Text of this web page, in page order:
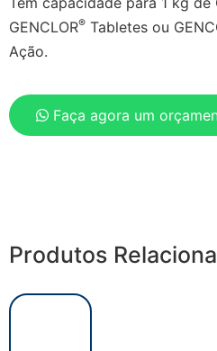
GENCLOR® Tabletes ou
Ação.
Faça agora um
Produtos